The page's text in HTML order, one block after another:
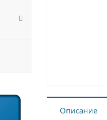
Описание